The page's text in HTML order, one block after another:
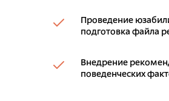
Проведение
подготовка файла
Внедрение
поведенческих